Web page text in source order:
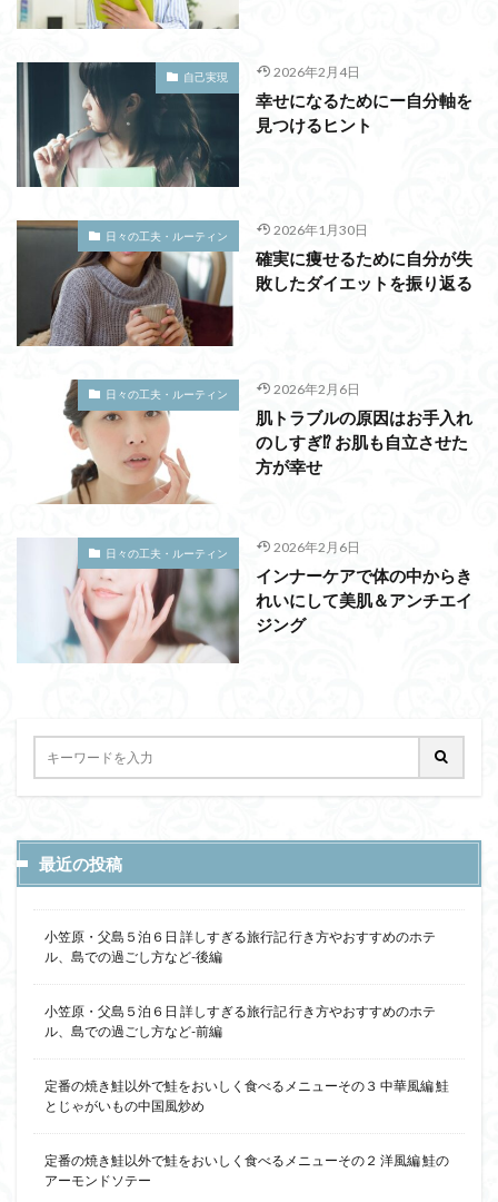
自己実現 2026年2月4日
幸せになるためにー自分軸を
見つけるヒント
日々の工夫・ルーティン 2026年1月30日
確実に痩せるために自分が失
敗したダイエットを振り返る
日々の工夫・ルーティン 2026年2月6日
肌トラブルの原因はお手入れ
のしすぎ⁉ お肌も自立させた
方が幸せ
日々の工夫・ルーティン 2026年2月6日
インナーケアで体の中からき
れいにして美肌＆アンチエイ
ジング
最近の投稿
小笠原・父島５泊６日 詳しすぎる旅行記 行き方やおすすめのホテ
ル、島での過ごし方など-後編
小笠原・父島５泊６日 詳しすぎる旅行記 行き方やおすすめのホテ
ル、島での過ごし方など-前編
定番の焼き鮭以外で鮭をおいしく食べるメニューその３ 中華風編 鮭
とじゃがいもの中国風炒め
定番の焼き鮭以外で鮭をおいしく食べるメニューその２ 洋風編 鮭の
アーモンドソテー